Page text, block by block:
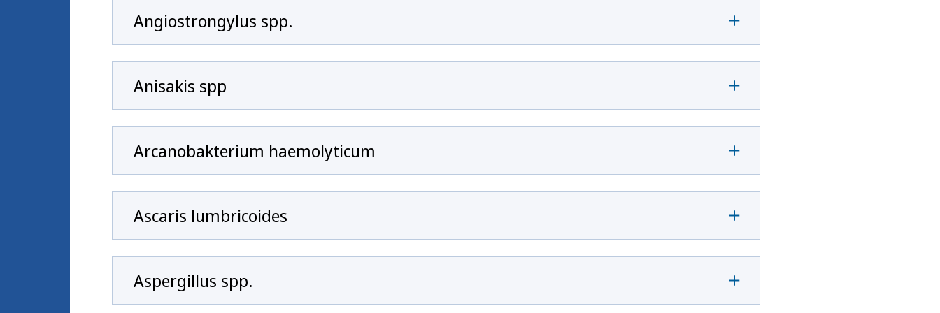
Angiostrongylus spp.
Anisakis spp
Arcanobakterium haemolyticum
Ascaris lumbricoides
Aspergillus spp.